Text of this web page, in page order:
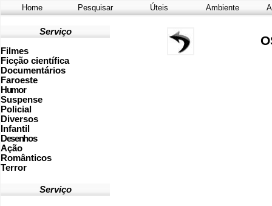
Home Pesquisar Úteis Ambiente
Serviço
Filmes
Ficção científica
Documentários
Faroeste
Humor
Suspense
Policial
Diversos
Infantil
Desenhos
Ação
Românticos
Terror
Serviço